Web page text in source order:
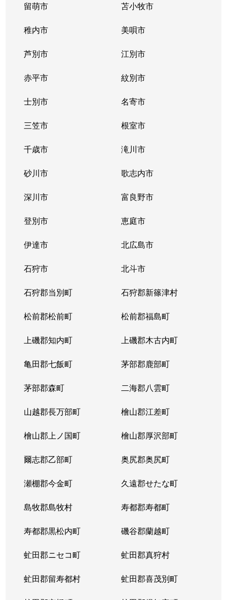
留萌市 苫小牧市
稚内市 美唄市
芦別市 江別市
赤平市 紋別市
士別市 名寄市
三笠市 根室市
千歳市 滝川市
砂川市 歌志内市
深川市 富良野市
登別市 恵庭市
伊達市 北広島市
石狩市 北斗市
石狩郡当別町 石狩郡新篠津村
松前郡松前町 松前郡福島町
上磯郡知内町 上磯郡木古内町
亀田郡七飯町 茅部郡鹿部町
茅部郡森町 二海郡八雲町
山越郡長万部町 檜山郡江差町
檜山郡上ノ国町 檜山郡厚沢部町
爾志郡乙部町 奥尻郡奥尻町
瀬棚郡今金町 久遠郡せたな町
島牧郡島牧村 寿都郡寿都町
寿都郡黒松内町 磯谷郡蘭越町
虻田郡ニセコ町 虻田郡真狩村
虻田郡留寿都村 虻田郡喜茂別町